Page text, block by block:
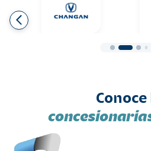
Conoce